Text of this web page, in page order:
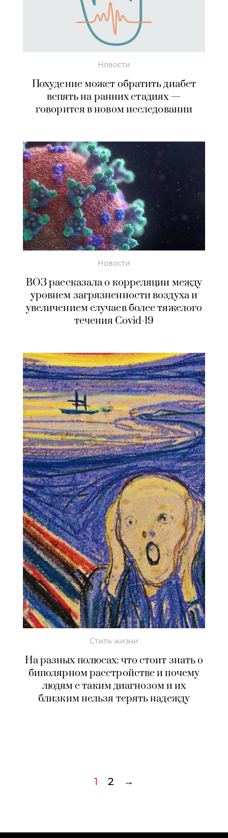
Новости
Похудение может обратить диабет
вспять на ранних стадиях —
говорится в новом исследовании
Новости
ВОЗ рассказала о корреляции между
уровнем загрязненности воздуха и
увеличением случаев более тяжелого
течения Covid-19
Стиль жизни
На разных полюсах: что стоит знать о
биполярном расстройстве и почему
людям с таким диагнозом и их
близким нельзя терять надежду
1 2 →